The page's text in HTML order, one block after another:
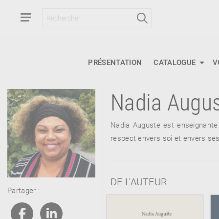
RETOUR
À PARAÎTRE
RETOUR
AVIS
RETOUR
A LA UNE
PRÉSENTATION CATALOGUE
Partager :
Nadia
Nadia Auguste est
respect envers soi et envers
DE L'AUTEUR